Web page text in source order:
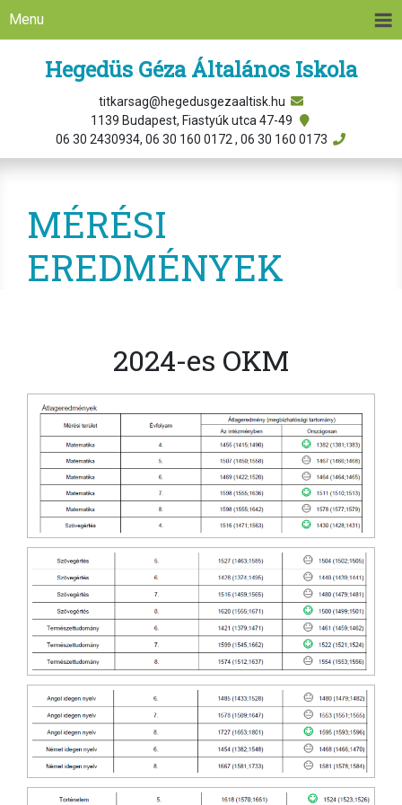
Menu
Hegedüs Géza Általános Iskola
titkarsag@hegedusgezaaltisk.hu
1139 Budapest, Fiastyúk utca 47-49
06 30 2430934, 06 30 160 0172 , 06 30 160 0173
MÉRÉSI
EREDMÉNYEK
2024-es OKM